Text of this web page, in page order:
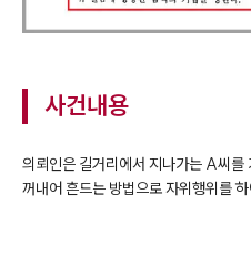
사건내용
의뢰인은 길거리에서 지나가는 A씨를
꺼내어 흔드는 방법으로 자위행위를